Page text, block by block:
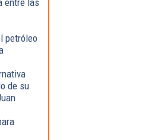
petróleo
de su